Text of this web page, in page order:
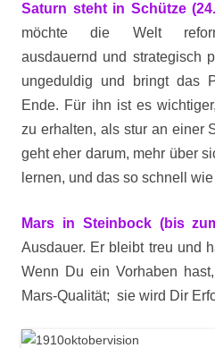
Saturn steht in Schütze
möchte die Welt
ausdauernd und strategisch
ungeduldig und bringt das
Ende. Für ihn ist es
zu erhalten, als stur an einer
geht eher darum, mehr über
lernen, und das so schnell
Mars in Steinbock (bis
Ausdauer. Er bleibt treu und
Wenn Du ein Vorhaben
Mars-Qualität; sie wird Dir